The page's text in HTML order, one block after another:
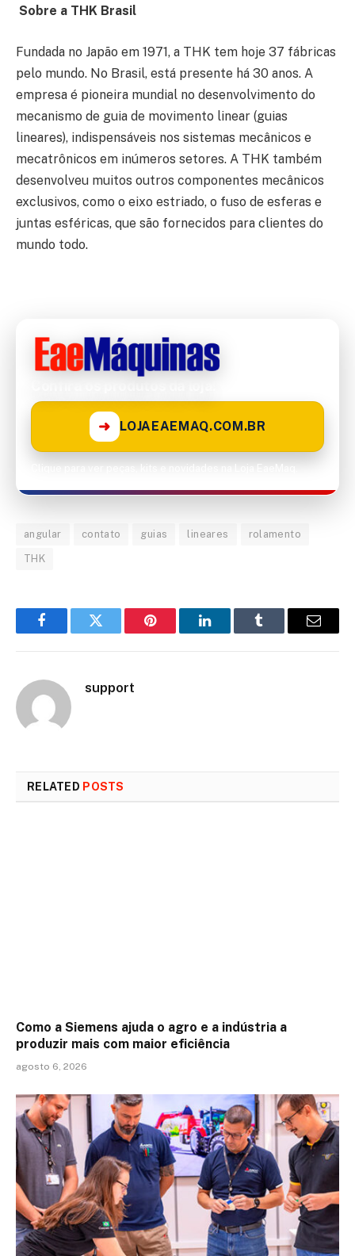
Sobre a THK Brasil
Fundada no Japão em 1971, a THK tem hoje 37 fábricas
pelo mundo. No Brasil, está presente há 30 anos. A
empresa é pioneira mundial no desenvolvimento do
mecanismo de guia de movimento linear (guias
lineares), indispensáveis nos sistemas mecânicos e
mecatrônicos em inúmeros setores. A THK também
desenvolveu muitos outros componentes mecânicos
exclusivos, como o eixo estriado, o fuso de esferas e
juntas esféricas, que são fornecidos para clientes do
mundo todo.
➜ LOJAEAEMAQ.COM.BR
angular contato guias lineares rolamento
THK
FacebookTwitter Pinterest LinkedInTumblr Email
support
RELATED POSTS
Como a Siemens ajuda o agro e a indústria a
produzir mais com maior eficiência
agosto 6, 2026